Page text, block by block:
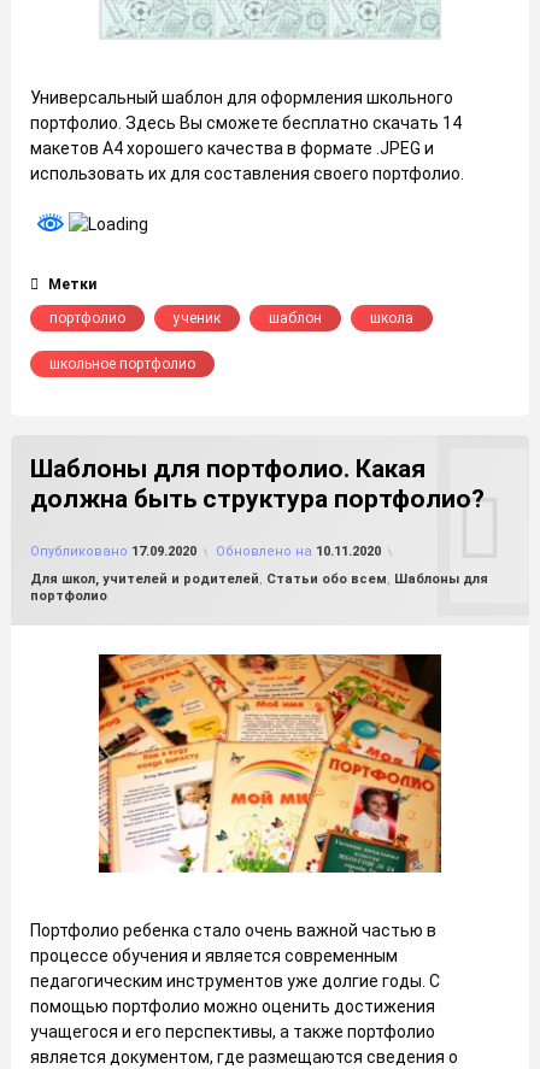
Универсальный шаблон для оформления школьного
портфолио. Здесь Вы сможете бесплатно скачать 14
макетов А4 хорошего качества в формате .JPEG и
использовать их для составления своего портфолио.
Метки
портфолио
ученик шаблон школа
школьное портфолио
Шаблоны для портфолио. Какая
должна быть структура портфолио?
Опубликовано 17.09.2020 Обновлено на 10.11.2020
Рубрики:
Для школ, учителей и родителей Статьи обо всем
Шаблоны для
портфолио
Портфолио ребенка стало очень важной частью в
процессе обучения и является современным
педагогическим инструментов уже долгие годы. С
помощью портфолио можно оценить достижения
учащегося и его перспективы, а также портфолио
является документом, где размещаются сведения о